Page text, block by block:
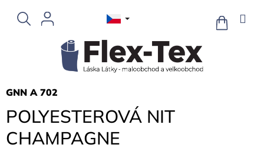
obsah
NÁKUPNÍ
KOŠÍK
POLYESTEROVÁ NIT
CHAMPAGNE
GNN A 702